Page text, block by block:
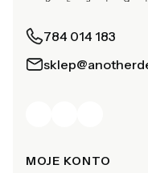
784 014 183
Linki w stopce
MOJE KONTO